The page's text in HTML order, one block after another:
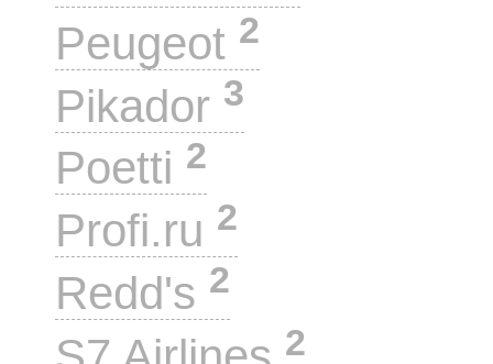
Peugeot 2
Pikador 3
Poetti 2
Profi.ru 2
Redd's 2
2